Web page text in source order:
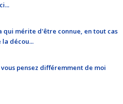
qui mérite d'être connue, en tout cas
la décou...
pensez différemment de moi